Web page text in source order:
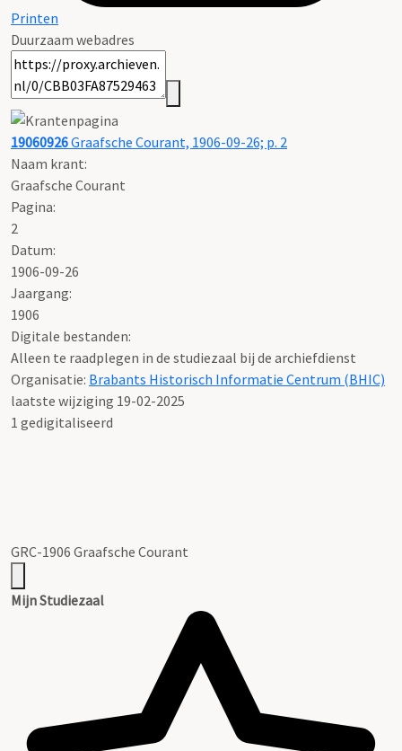
Printen
Duurzaam webadres
19060926Graafsche Courant, 1906-09-26; p. 2
Naam krant:
Graafsche Courant
Pagina:
2
Datum:
1906-09-26
Jaargang:
1906
Digitale bestanden:
Alleen te raadplegen in de studiezaal bij de archiefdienst
Organisatie: Brabants Historisch Informatie Centrum (BHIC)
laatste wijziging 19-02-2025
1 gedigitaliseerd
GRC-1906 Graafsche Courant
Mijn Studiezaal